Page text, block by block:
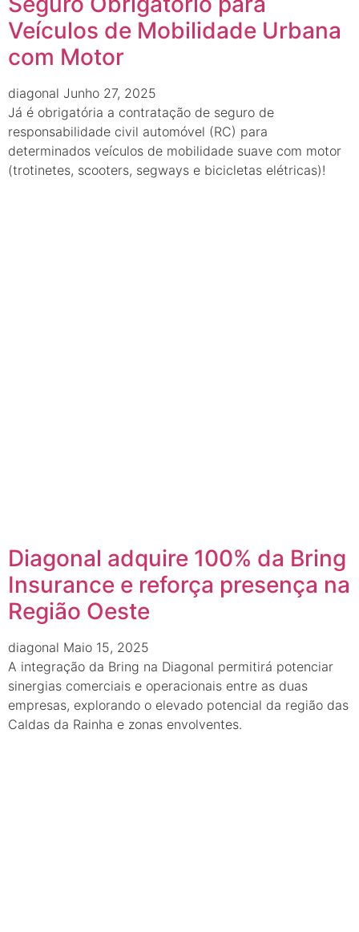
Veículos de Mobilidade Urbana
com Motor
diagonal Junho 27, 2025
Já é obrigatória a contratação de seguro de
responsabilidade civil automóvel (RC) para
determinados veículos de mobilidade suave com motor
(trotinetes, scooters, segways e bicicletas elétricas)!
Diagonal adquire 100% da Bring
Insurance e reforça presença na
Região Oeste
diagonal Maio 15, 2025
A integração da Bring na Diagonal permitirá potenciar
sinergias comerciais e operacionais entre as duas
empresas, explorando o elevado potencial da região das
Caldas da Rainha e zonas envolventes.